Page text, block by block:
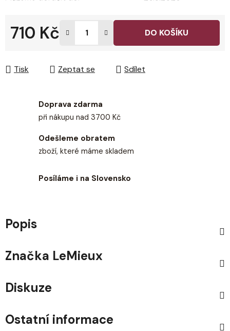
710 Kč DO KOŠÍKU
Tisk Zeptat se Sdílet
Doprava zdarma
při nákupu nad 3700 Kč
Odešleme obratem
zboží, které máme skladem
Posíláme i na Slovensko
Popis
Značka LeMieux
Diskuze
Ostatní informace